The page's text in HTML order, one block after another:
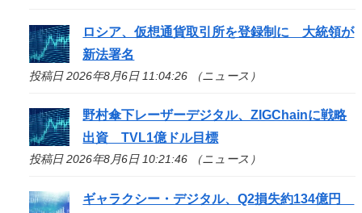
ロシア、仮想通貨取引所を登録制に 大統領が
新法署名
投稿日 2026年8月6日 11:04:26 （ニュース）
野村傘下レーザーデジタル、ZIGChainに戦略
出資 TVL1億ドル目標
投稿日 2026年8月6日 10:21:46 （ニュース）
ギャラクシー・デジタル、Q2損失約134億円